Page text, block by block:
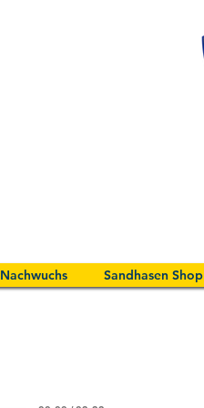
Nachwuchs Sandhasen Shop